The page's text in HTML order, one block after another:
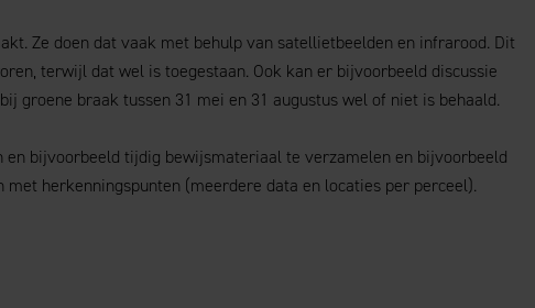
Ze doen dat vaak met behulp van satellietbeelden en infrarood. Dit
terwijl dat wel is toegestaan. Ook kan er bijvoorbeeld discussie
groene braak tussen 31 mei en 31 augustus wel of niet is behaald.
bijvoorbeeld tijdig bewijsmateriaal te verzamelen en bijvoorbeeld
herkenningspunten (meerdere data en locaties per perceel).